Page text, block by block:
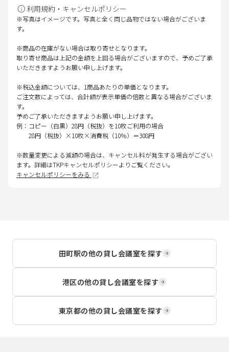
利用規約・キャンセルポリシー
※写真はイメージです。写真と全く同じ品物ではない場合がございま
す。
※商品の在庫がない場合は取り寄せとなります。
取り寄せ商品は上記の金額を上回る場合がございますので、予めご了承
いただきますようお願い申し上げます。
※税込金額については、1商品あたりの単価となります。
ご注文数によっては、合計額が表示単価の倍数と異なる場合がございま
す。
予めご了承いただきますようお願い申し上げます。
例：コピー（白黒）28円（税抜）を10枚ご利用の場合
28円（税抜）×10枚×消費税（10％）＝308円
※数量変更による減額の場合は、キャンセル料が発生する場合がござい
ます。詳細はTKPキャンセルポリシーよりご覧ください。
キャンセルポリシーをみる
田町駅の他の貸し会議室を探す
港区の他の貸し会議室を探す
東京都の他の貸し会議室を探す